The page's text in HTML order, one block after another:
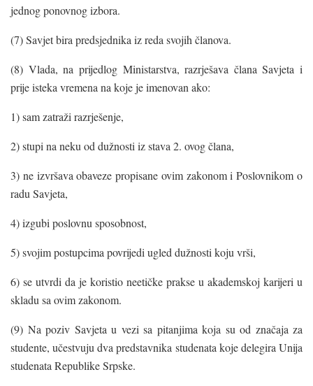
jednog ponovnog izbora.
(7) Savjet bira predsjednika iz reda svojih članova.
(8) Vlada, na prijedlog Ministarstva, razrješava člana Savjeta i
prije isteka vremena na koje je imenovan ako:
1) sam zatraži razrješenje,
2) stupi na neku od dužnosti iz stava 2. ovog člana,
3) ne izvršava obaveze propisane ovim zakonom i Poslovnikom o
radu Savjeta,
4) izgubi poslovnu sposobnost,
5) svojim postupcima povrijedi ugled dužnosti koju vrši,
6) se utvrdi da je koristio neetičke prakse u akademskoj karijeri u
skladu sa ovim zakonom.
(9) Na poziv Savjeta u vezi sa pitanjima koja su od značaja za
studente, učestvuju dva predstavnika studenata koje delegira Unija
studenata Republike Srpske.